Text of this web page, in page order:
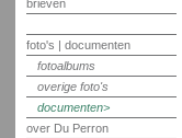
brieven
foto's | documenten
fotoalbums
overige foto's
documenten
over Du Perron